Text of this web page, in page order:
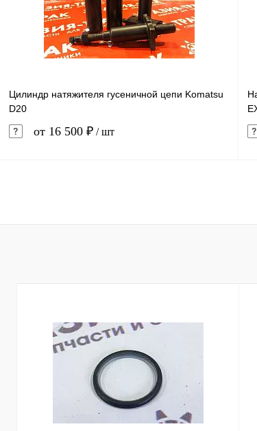
В избранное В наличии
Цилиндр натяжителя гусеничной цепи Komatsu
D20
от 16 500 ₽ / шт
Купить в 1 клик Сравнение